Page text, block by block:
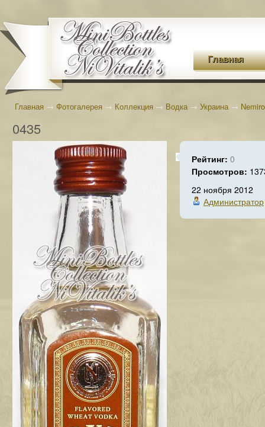
Главная
Главная → Фотогалерея → Коллекция → Водка→ Украина→
0435
Рейтинг: 0
Просмотров:
22 ноября 2012
Администратор